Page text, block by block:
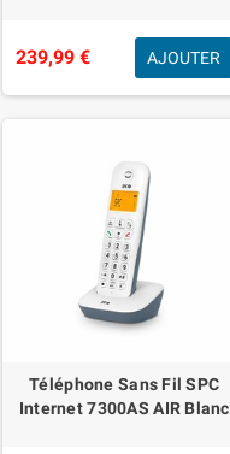
239,99 € AJOUTER
Téléphone Sans Fil SPC
Internet 7300AS AIR Blanc